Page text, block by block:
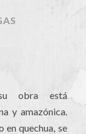
las
obra está
y amazónica.
en quechua, se